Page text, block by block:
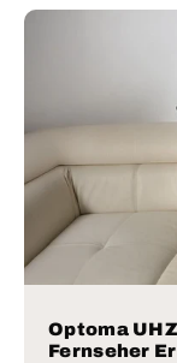
Optoma
Fernseher